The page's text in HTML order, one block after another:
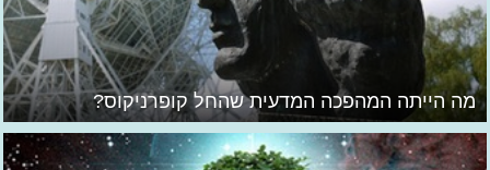
מה הייתה המהפכה המדעית שהחל קופרניקוס?